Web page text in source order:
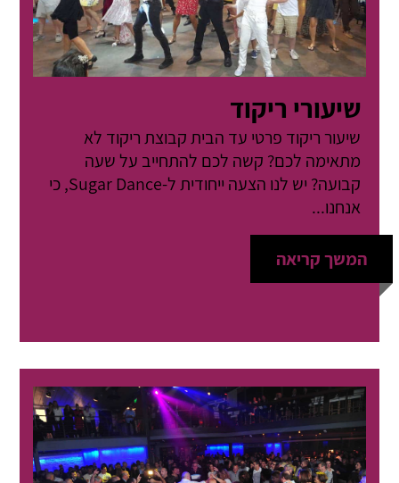
שיעורי ריקוד
שיעור ריקוד פרטי עד הבית קבוצת ריקוד לא
מתאימה לכם? קשה לכם להתחייב על שעה
קבועה? יש לנו הצעה ייחודית ל-Sugar Dance, כי
אנחנו...
המשך קריאה